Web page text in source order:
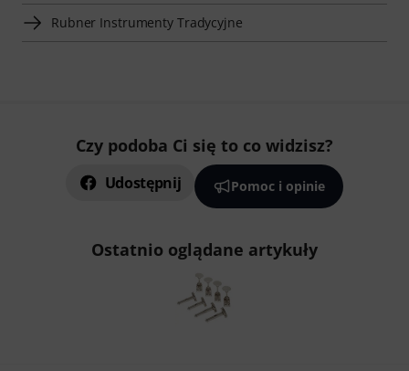
Rubner Instrumenty Tradycyjne
Czy podoba Ci się to co widzisz?
Udostępnij Pomoc i opinie
Ostatnio oglądane artykuły